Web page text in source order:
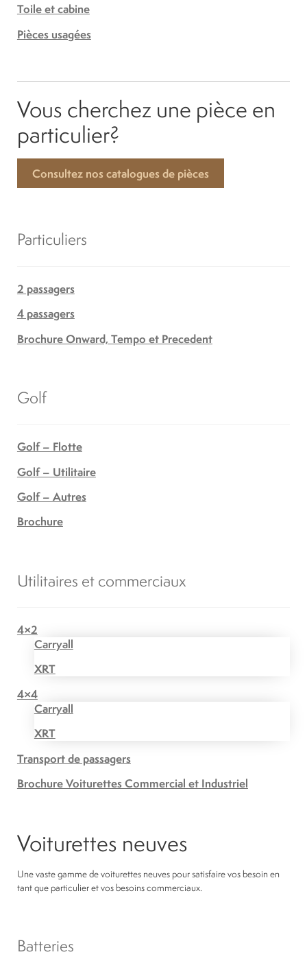
Toile et cabine
Pièces usagées
Vous cherchez une pièce en
particulier?
Consultez nos catalogues de pièces
Particuliers
2 passagers
4 passagers
Brochure Onward, Tempo et Precedent
Golf
Golf – Flotte
Golf – Utilitaire
Golf – Autres
Brochure
Utilitaires et commerciaux
4×2
Carryall
XRT
4×4
Carryall
XRT
Transport de passagers
Brochure Voiturettes Commercial et Industriel
Voiturettes neuves
Une vaste gamme de voiturettes neuves pour satisfaire vos besoin en
tant que particulier et vos besoins commerciaux.
Batteries